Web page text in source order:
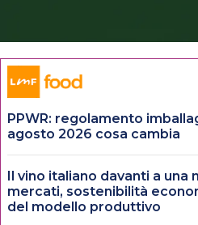
PPWR: regolamento
agosto 2026 cosa cambia
Il vino italiano davanti a una
mercati, sostenibilità
del modello produttivo